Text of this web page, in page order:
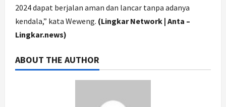
2024 dapat berjalan aman dan lancar tanpa adanya
kendala,” kata Weweng. (Lingkar Network | Anta –
Lingkar.news)
ABOUT THE AUTHOR